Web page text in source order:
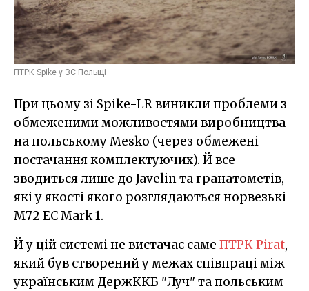
ПТРК Spike у ЗС Польщі
При цьому зі Spike-LR виникли проблеми з
обмеженими можливостями виробництва
на польському Mesko (через обмежені
постачання комплектуючих). Й все
зводиться лише до Javelin та гранатометів,
які у якості якого розглядаються норвезькі
M72 EC Mark 1.
Й у цій системі не вистачає саме ПТРК Pirat,
який був створений у межах співпраці між
українським ДержККБ "Луч" та польським